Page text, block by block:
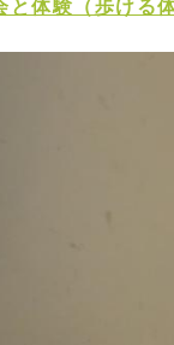
と体験（歩ける